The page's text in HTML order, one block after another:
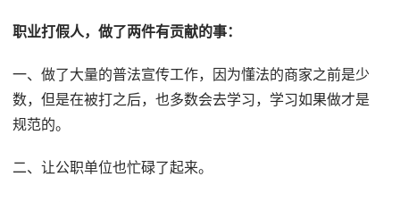
职业打假人，做了两件有贡献的事：
一、做了大量的普法宣传工作，因为懂法的商家之前是少
数，但是在被打之后，也多数会去学习，学习如果做才是
规范的。
二、让公职单位也忙碌了起来。